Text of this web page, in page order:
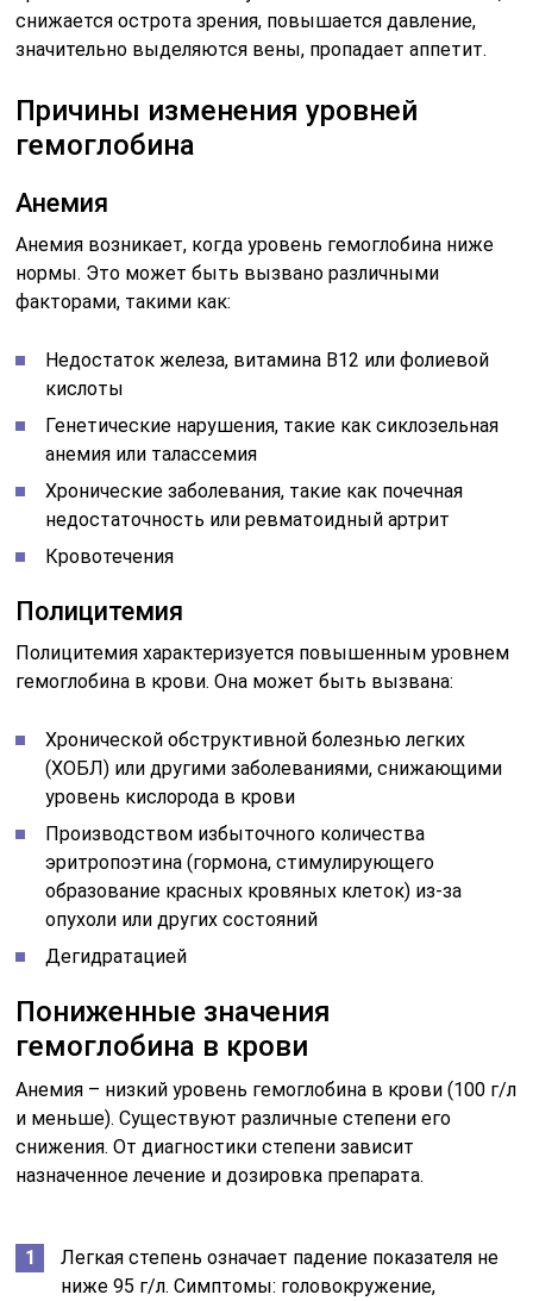
снижается острота зрения, повышается давление,
значительно выделяются вены, пропадает аппетит.
Причины изменения уровней
гемоглобина
Анемия
Анемия возникает, когда уровень гемоглобина ниже
нормы. Это может быть вызвано различными
факторами, такими как:
Недостаток железа, витамина В12 или фолиевой
кислоты
Генетические нарушения, такие как сиклозельная
анемия или талассемия
Хронические заболевания, такие как почечная
недостаточность или ревматоидный артрит
Кровотечения
Полицитемия
Полицитемия характеризуется повышенным уровнем
гемоглобина в крови. Она может быть вызвана:
Хронической обструктивной болезнью легких
(ХОБЛ) или другими заболеваниями, снижающими
уровень кислорода в крови
Производством избыточного количества
эритропоэтина (гормона, стимулирующего
образование красных кровяных клеток) из-за
опухоли или других состояний
Дегидратацией
Пониженные значения
гемоглобина в крови
Анемия – низкий уровень гемоглобина в крови (100 г/л
и меньше). Существуют различные степени его
снижения. От диагностики степени зависит
назначенное лечение и дозировка препарата.
Легкая степень означает падение показателя не
ниже 95 г/л. Симптомы: головокружение,